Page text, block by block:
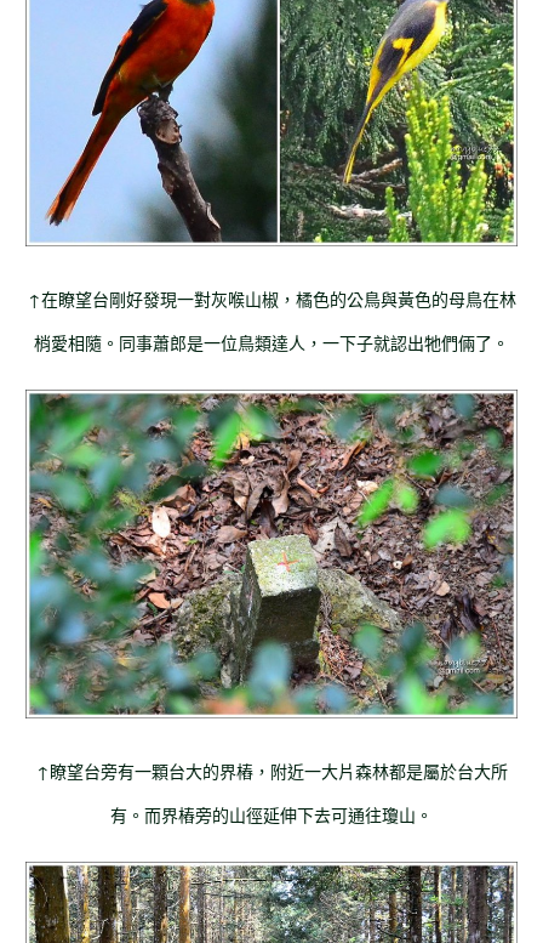
↑在瞭望台剛好發現一對灰喉山椒，橘色的公鳥與黃色的母鳥在林
梢愛相隨。同事蕭郎是一位鳥類達人，一下子就認出牠們倆了。
↑瞭望台旁有一顆台大的界樁，附近一大片森林都是屬於台大所
有。而界樁旁的山徑延伸下去可通往瓊山。